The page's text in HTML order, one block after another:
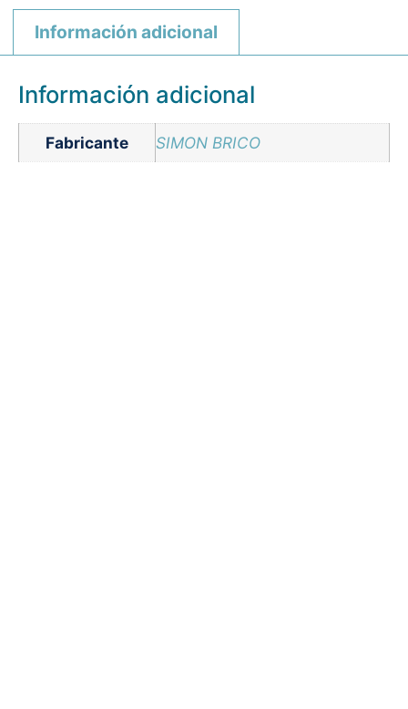
Información adicional
Información adicional
Fabricante SIMON BRICO